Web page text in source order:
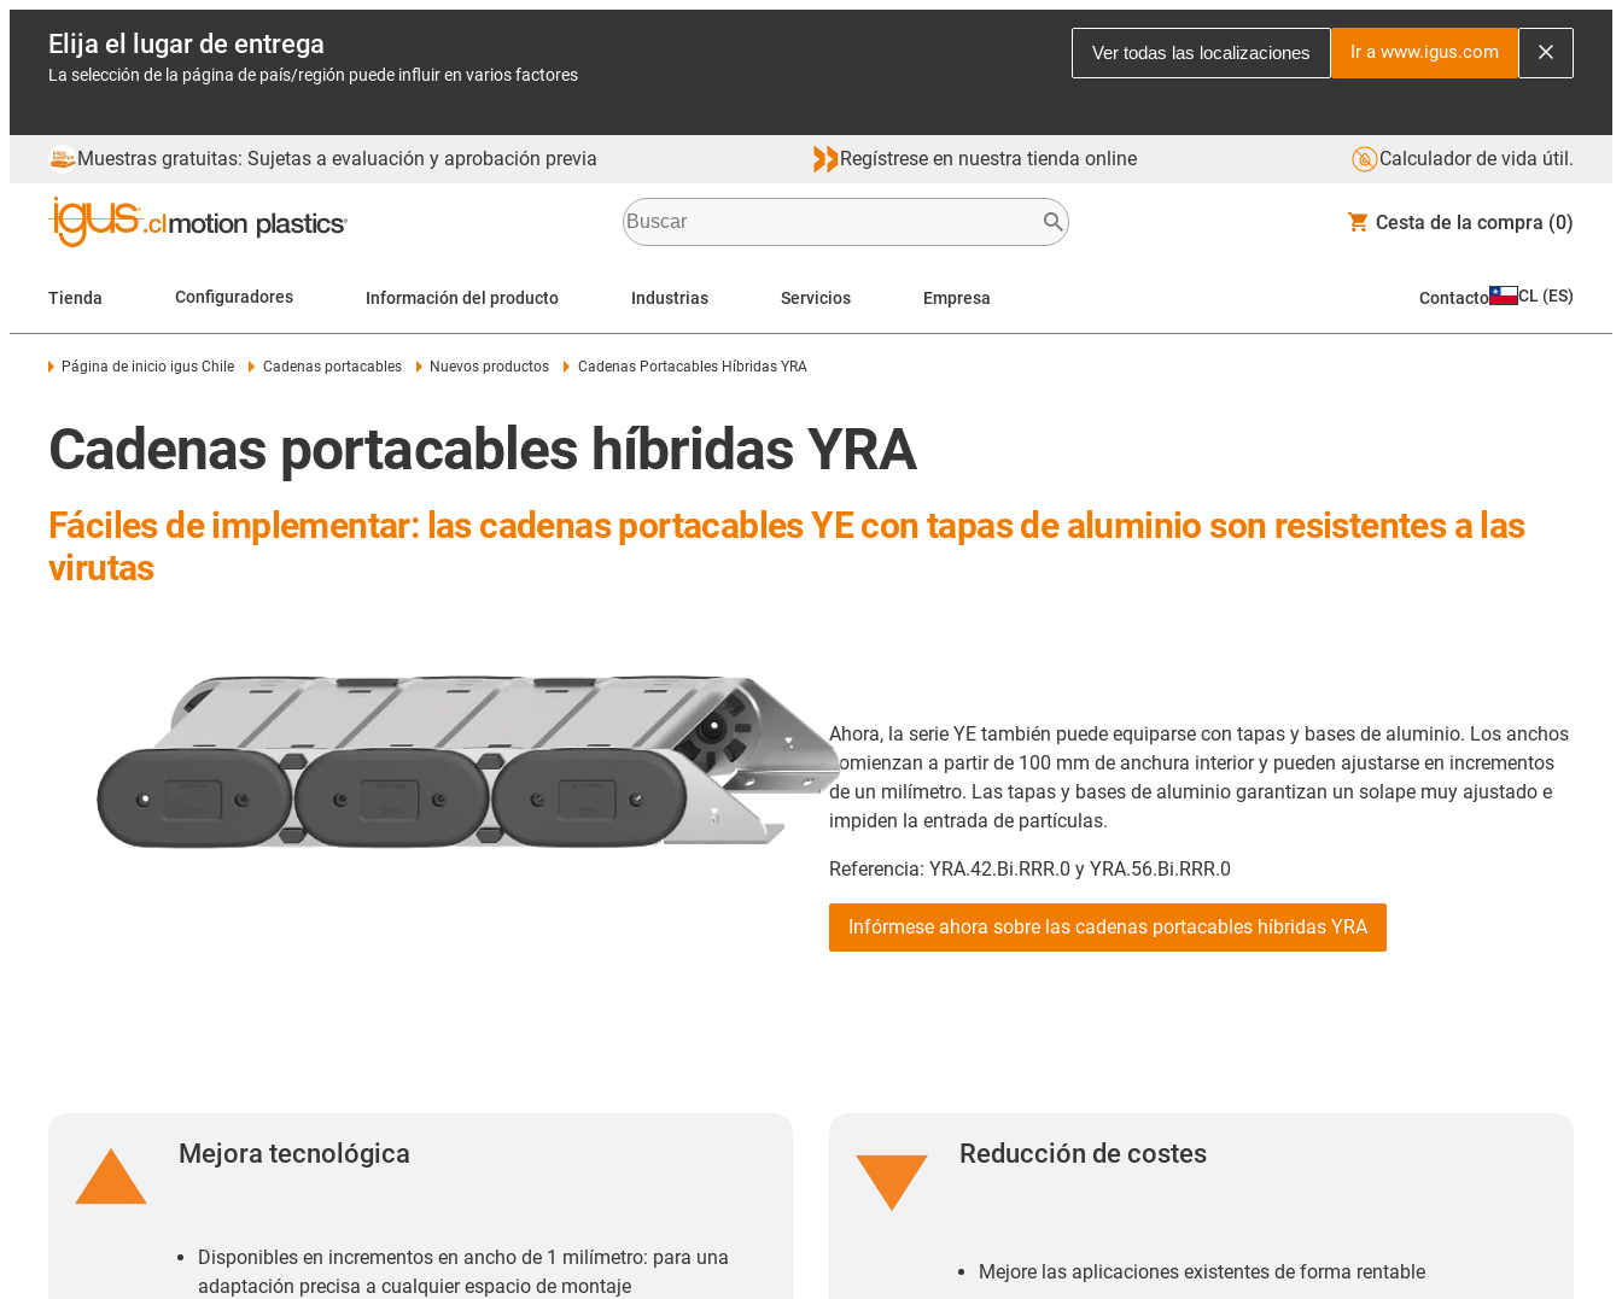
Elija el lugar de entrega
La selección de la página de país/región puede influir en varios factores
Ver todas las localizaciones Ir a www.igus.com
Muestras gratuitas: Sujetas a evaluación y aprobación previa Regístrese en nuestra tienda online Calculador de vida útil.
Cesta de la compra (0)
Tienda Configuradores Información del producto Industrias Servicios Empresa Contacto CL (ES)
Página de inicio igus Chile Cadenas portacables Nuevos productos Cadenas Portacables Híbridas YRA
Cadenas portacables híbridas YRA
Fáciles de implementar: las cadenas portacables YE con tapas de aluminio son resistentes a las
virutas
Ahora, la serie YE también puede equiparse con tapas y bases de aluminio. Los anchos
comienzan a partir de 100 mm de anchura interior y pueden ajustarse en incrementos
de un milímetro. Las tapas y bases de aluminio garantizan un solape muy ajustado e
impiden la entrada de partículas.
Referencia: YRA.42.Bi.RRR.0 y YRA.56.Bi.RRR.0
Infórmese ahora sobre las cadenas portacables híbridas YRA
Mejora tecnológica
Disponibles en incrementos en ancho de 1 milímetro: para una
adaptación precisa a cualquier espacio de montaje
Reducción de costes
Mejore las aplicaciones existentes de forma rentable